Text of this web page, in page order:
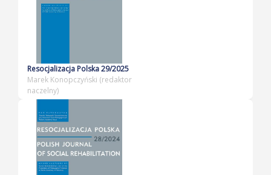
Resocjalizacja Polska 29/2025
Marek Konopczyński (redaktor
naczelny)